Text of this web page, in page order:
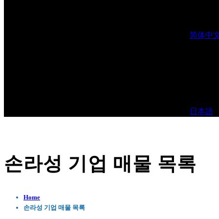
简体中
日本語
손라성 기업 매물 목록
Home
손라성 기업 매물 목록